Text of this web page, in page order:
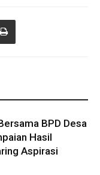
BPD Desa
Hasil
Aspirasi